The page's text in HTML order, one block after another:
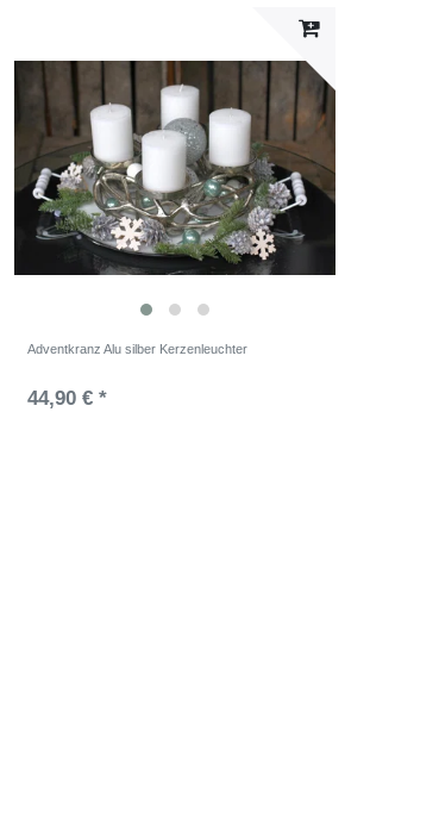
Adventkranz Alu silber Kerzenleuchter
44,90 € *